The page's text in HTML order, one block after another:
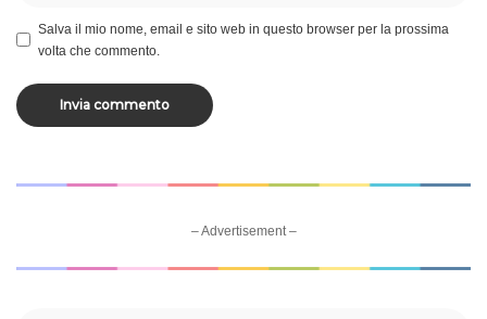
Salva il mio nome, email e sito web in questo browser per la prossima
volta che commento.
– Advertisement –